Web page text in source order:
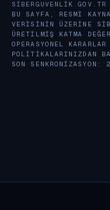
SIBERGUVENLIK.GOV.TR
BU SAYFA, RESMI
VERISININ ÜZERINE
ÜRETILMIŞ KATMA
OPERASYONEL
POLITIKALARINIZDAN
SON